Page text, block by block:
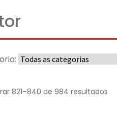
821–840 de 984 resultados